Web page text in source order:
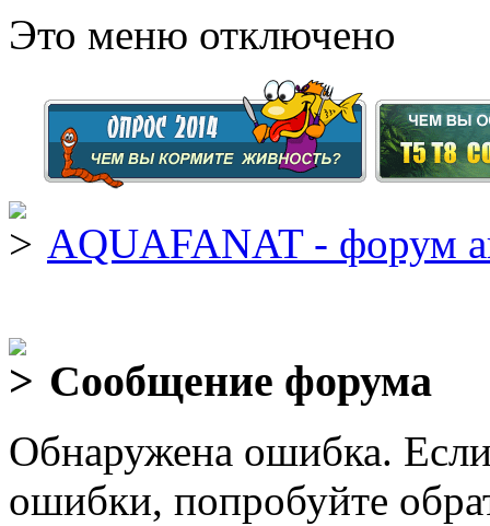
Это меню отключено
AQUAFANAT - форум
Сообщение форума
Обнаружена ошибка.
ошибки, попробуйте